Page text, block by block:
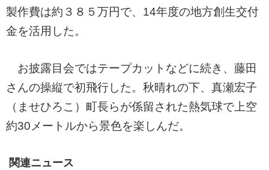
製作費は約３８５万円で、14年度の地方創生交付
金を活用した。
お披露目会ではテープカットなどに続き、藤田
さんの操縦で初飛行した。秋晴れの下、真瀬宏子
（ませひろこ）町長らが係留された熱気球で上空
約30メートルから景色を楽しんだ。
関連ニュース